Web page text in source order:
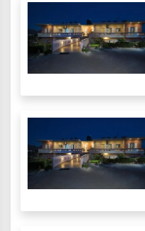
Λευκάδα
Λήμνος
Λουτρά Υπάτης
Λουτράκι
Λούτσα